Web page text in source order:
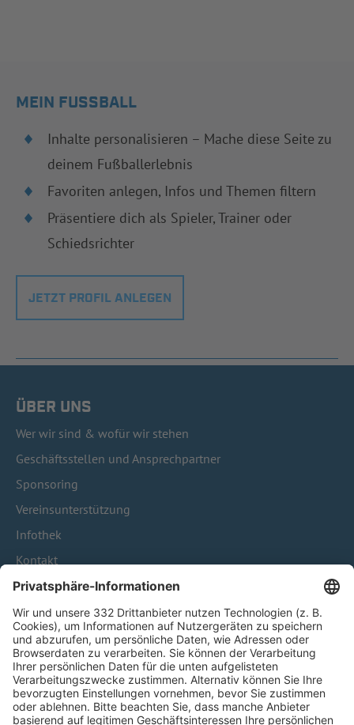
MEIN FUSSBALL
Inhalte personalisieren – Mache diese Seite zu
deinem Fußballerlebnis
Favoriten anlegen, Infos und Themen filtern
Präsentiere dich als Spieler, Trainer oder
Schiedsrichter
JETZT PROFIL ANLEGEN
ÜBER UNS
Wer wir sind & wofür wir stehen
Geschäftsstellen und Ansprechpartner
Sponsoring
Vereinsunterstützung
Infothek
Kontakt
HÄUFIG BESUCHTE SEITEN
Pässe und Vereinswechsel
Trainerausbildung
Schulungsangebot Vereinsmitarbeiter
BFV-Geschäftsstellen